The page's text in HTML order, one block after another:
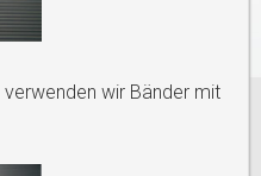
wir Bänder mit